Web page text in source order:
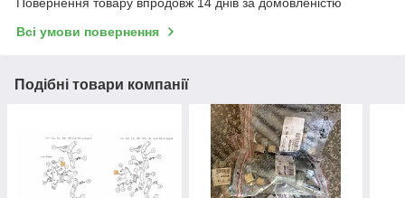
Всі умови повернення
Подібні товари компанії